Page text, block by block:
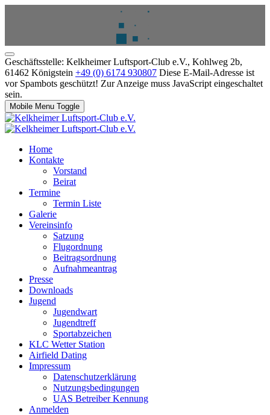
Geschäftsstelle: Kelkheimer Luftsport-Club e.V., Kohlweg 2b,
61462 Königstein +49 (0) 6174 930807 Diese E-Mail-Adresse ist
vor Spambots geschützt! Zur Anzeige muss JavaScript eingeschaltet
sein.
Mobile Menu Toggle
Home
Kontakte
Vorstand
Beirat
Termine
Termin Liste
Galerie
Vereinsinfo
Satzung
Flugordnung
Beitragsordnung
Aufnahmeantrag
Presse
Downloads
Jugend
Jugendwart
Jugendtreff
Sportabzeichen
KLC Wetter Station
Airfield Dating
Impressum
Datenschutzerklärung
Nutzungsbedingungen
UAS Betreiber Kennung
Anmelden